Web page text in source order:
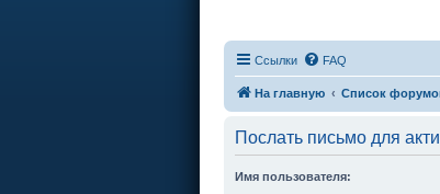
Ссылки FAQ
На главную Список
Послать письмо для
Имя пользователя: